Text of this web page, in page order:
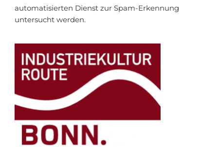
automatisierten Dienst zur Spam-Erkennung
untersucht werden.